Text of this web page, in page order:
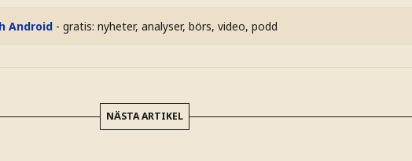
Android - gratis: nyheter, analyser, börs, video, podd
NÄSTA ARTIKEL